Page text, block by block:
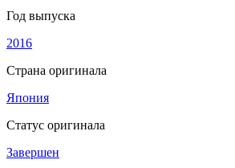
Год выпуска
2016
Страна оригинала
Япония
Статус оригинала
Завершен